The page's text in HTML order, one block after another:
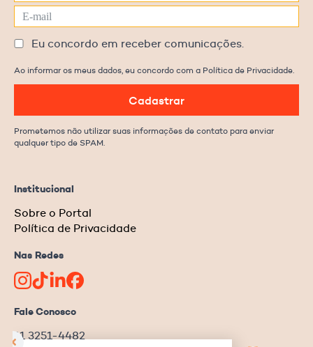
Institucional
Sobre o Portal
Política de Privacidade
Nas Redes
Fale Conosco
11 3251-4482
Eu concordo em receber comunicações.
Ao informar os meus dados, eu concordo com a Política de Privacidade.
Cadastrar
Prometemos não utilizar suas informações de contato para enviar
qualquer tipo de SPAM.